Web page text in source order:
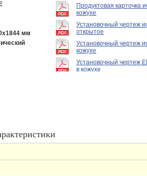
мм
Продуктовая карточка
кожухе
Установочный чертеж
открытое
Установочный чертеж
кожухе
Установочный чертеж
в кожухе